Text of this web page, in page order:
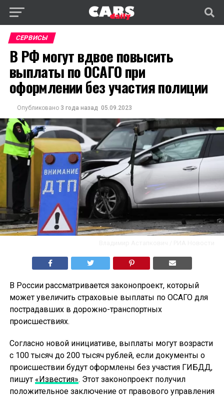
СЕРВИСЫ
В РФ могут вдвое повысить
выплаты по ОСАГО при
оформлении без участия полиции
Опубликовано 3 года назад 05.09.2023
В России рассматривается законопроект, который
может увеличить страховые выплаты по ОСАГО для
пострадавших в дорожно-транспортных
происшествиях.
Согласно новой инициативе, выплаты могут возрасти
с 100 тысяч до 200 тысяч рублей, если документы о
происшествии будут оформлены без участия ГИБДД,
пишут «Известия». Этот законопроект получил
положительное заключение от правового управления